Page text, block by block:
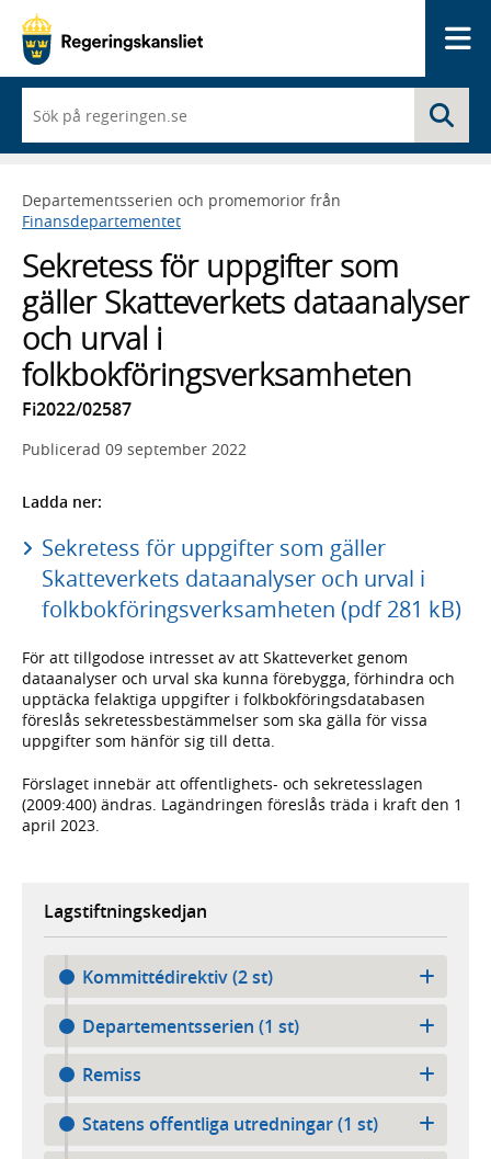
du
börjar
skriva
framträder
en
med
sökförslag
Departementsserien och promemorior från
Finansdepartementet
Sekretess för uppgifter som
gäller Skatteverkets dataanalyser
och urval i
folkbokföringsverksamheten
Fi2022/02587
Publicerad 09 september 2022
Ladda ner:
Sekretess för uppgifter som gäller
Skatteverkets dataanalyser och urval i
folkbokföringsverksamheten (pdf 281 kB)
För att tillgodose intresset av att Skatteverket genom
dataanalyser och urval ska kunna förebygga, förhindra och
upptäcka felaktiga uppgifter i folkbokföringsdatabasen
föreslås sekretessbestämmelser som ska gälla för vissa
uppgifter som hänför sig till detta.
Förslaget innebär att offentlighets- och sekretesslagen
(2009:400) ändras. Lagändringen föreslås träda i kraft den 1
april 2023.
Lagstiftningskedjan
Kommittédirektiv (2 st)
Departementsserien (1 st)
Remiss
Statens offentliga utredningar (1 st)